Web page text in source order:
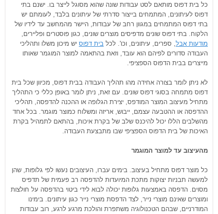
כל בית דפוס מותאם לסט עבודות שונה שהוא מסוגל לייצר בו. ישנם בתי
דפוס לעיתונים, המתמחים בייצור סדרתי של עיתונים בלבד, לעומתם יש
בתי דפוס המתמחים במגוון רחב של עבודות, היישר מהמחשב עד לידיו של
הלקוח. בתי דפוס שונים מדפיסים מוצרים שונים, כגון פוסטרים ופליירים,
מודעות אבל , ספרים, עיתונים, וכו'. לכל בית דפוס יש מיכון משלו ותהליכי
העבודה סדורים לפיהם הוא עובד, וזאת בהתאמה למוצר המוגמר שאותו
מייצרים בבית הדפוס הספציפי.
לא ניתן לומר בצורה אחידה מהו תהליך העבודה בבית דפוס, מכיוון שכל בית
דפוס מתמחה בסוגי דפוס שונים. עם זאת, ניתן לומר באופן כללי כי התהליך
מתחיל מעיצוב המוצר המודפס, יצירת הגלופה או ההכנה להדפסה, תהליכי
ההדפסה או ההטבעה עצמם, ייבוש, אריזה ומשלוח כמוצר מוגמר. בכל אחד
מהשלבים הללו יכול להיכנס שלב של בקרת איכות, בהתאם לתמהיל בקרת
האיכות של בית הדפוס הספציפי שבו מתבצעת העבודה.
מהעיצוב עד למוצר המוגמר
כל מוצר דפוס מתחיל בעיצוב. בימים עברו, העיצובים נעשו לפי גלופות, שהן
למעשה תבניות יצוקות מתכת המיועדות להדפסה רב פעמית של תדפיס
מסוים. הדפסה באמצעות גלופות יכולה לבוא לידי ביטוי בהדפסה על חולצות
ומוצרים שאינם מוצרי נייר, לצד הדפסת מוצרי נייר כגון עיתונים. בימינו
המודרניים, שבהם הטכנולוגיה משתפרת והולכת מרגע לרגע, רוב עבודות